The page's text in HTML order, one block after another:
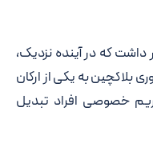
داشت که در آینده نزدیک،
بلاکچین به یکی از ارکان
خصوصی افراد تبدیل